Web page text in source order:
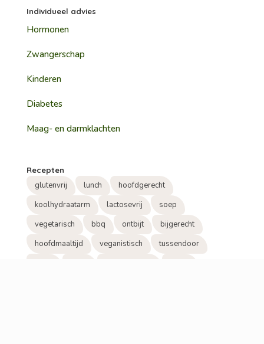
Individueel advies
Hormonen
Zwangerschap
Kinderen
Diabetes
Maag- en darmklachten
Recepten
glutenvrij lunch
hoofdgerecht
koolhydraatarm
lactosevrij
soep
vegetarisch
bbq ontbijt
bijgerecht
hoofdmaaltijd
veganistisch
tussendoor